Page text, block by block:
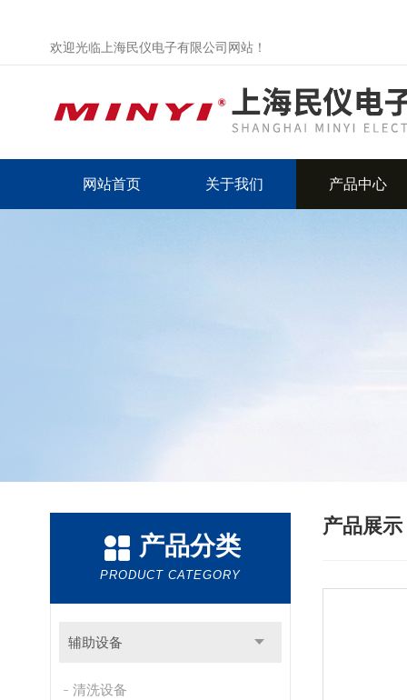
欢迎光临上海民仪电子有限公司网站！
网站首页 关于我们 产品中心
产品分类
PRODUCT CATEGORY
辅助设备
清洗设备
产品展示